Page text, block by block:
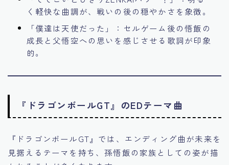
く軽快な曲調が、戦いの後の穏やかさを象徴。
「僕達は天使だった」：セルゲーム後の悟飯の
成長と父悟空への思いを感じさせる歌詞が印象
的。
『ドラゴンボールGT』のEDテーマ曲
『ドラゴンボールGT』では、エンディング曲が未来を
見据えるテーマを持ち、孫悟飯の家族としての姿が描